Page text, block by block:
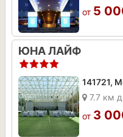
от 5
ЮНА ЛАЙФ
7.7 км
от 3